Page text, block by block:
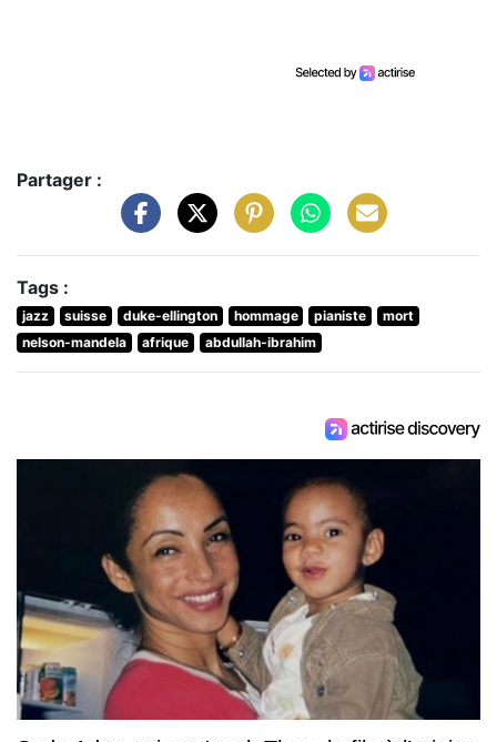
Partager :
Tags :
jazz suisse duke-ellington hommage pianiste
mort
nelson-mandela
afrique abdullah-ibrahim